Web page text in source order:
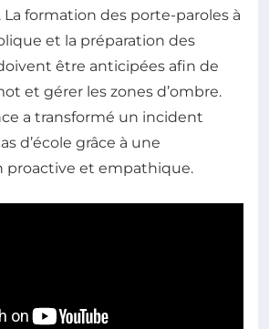
formation des porte-paroles à
et la préparation des
être anticipées afin de
et gérer les zones d’ombre.
a transformé un incident
d’école grâce à une
proactive et empathique.